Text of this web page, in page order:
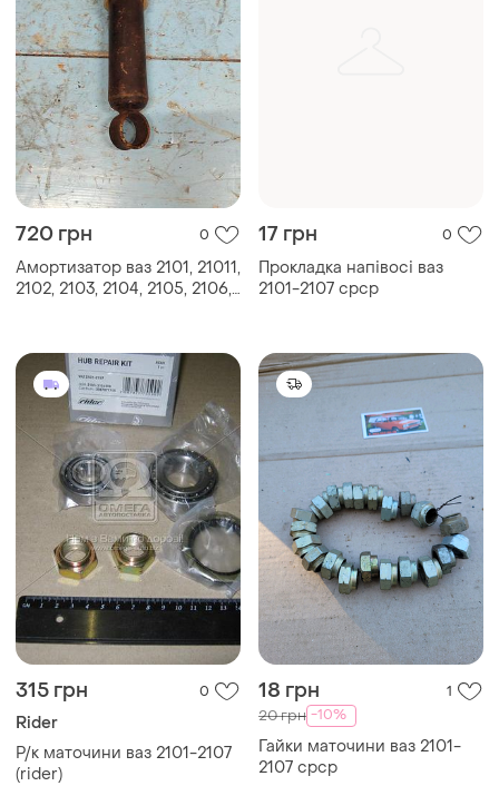
720 грн 0
Амортизатор ваз 2101, 21011,
2102, 2103, 2104, 2105, 2106,
17 грн 0
Прокладка напівосі ваз
2101-2107 срср
315 грн 0
Rider
Р/к маточини ваз 2101-2107
(rider)
18 грн 1
20 грн -10%
Гайки маточини ваз 2101-
2107 срср